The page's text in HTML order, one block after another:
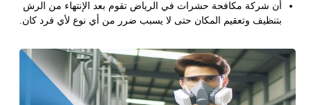
أن شركة مكافحة حشرات في الرياض تقوم بعد الإنتهاء من الرش
بتنظيف وتعقيم المكان حتى لا يسبب ضرر من أي نوع لأي فرد كان.